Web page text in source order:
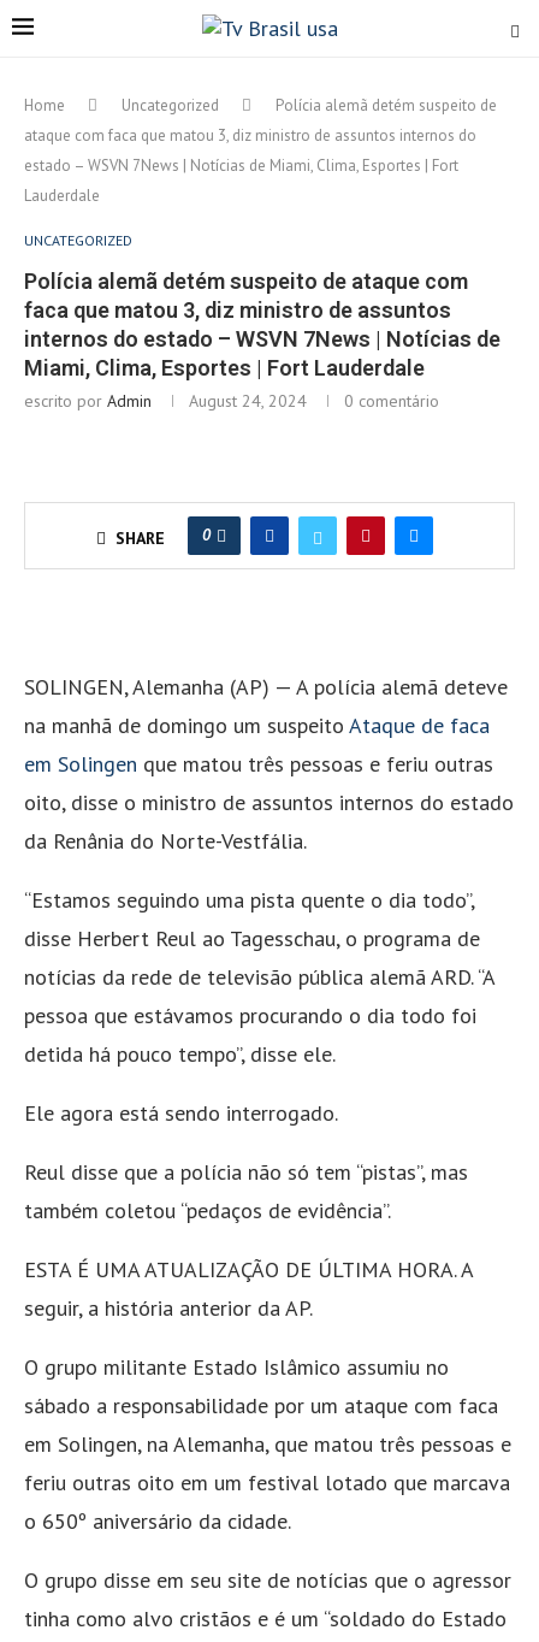
Home Uncategorized
Polícia alemã detém suspeito de
ataque com faca que matou 3, diz ministro de assuntos internos do
estado – WSVN 7News | Notícias de Miami, Clima, Esportes | Fort
Lauderdale
UNCATEGORIZED
Polícia alemã detém suspeito de ataque com
faca que matou 3, diz ministro de assuntos
internos do estado – WSVN 7News | Notícias de
Miami, Clima, Esportes | Fort Lauderdale
escrito por Admin August 24, 2024 0 comentário
SHARE 0
SOLINGEN, Alemanha (AP) — A polícia alemã deteve
na manhã de domingo um suspeito Ataque de faca
em Solingen que matou três pessoas e feriu outras
oito, disse o ministro de assuntos internos do estado
da Renânia do Norte-Vestfália.
“Estamos seguindo uma pista quente o dia todo”,
disse Herbert Reul ao Tagesschau, o programa de
notícias da rede de televisão pública alemã ARD. “A
pessoa que estávamos procurando o dia todo foi
detida há pouco tempo”, disse ele.
Ele agora está sendo interrogado.
Reul disse que a polícia não só tem “pistas”, mas
também coletou “pedaços de evidência”.
ESTA É UMA ATUALIZAÇÃO DE ÚLTIMA HORA. A
seguir, a história anterior da AP.
O grupo militante Estado Islâmico assumiu no
sábado a responsabilidade por um ataque com faca
em Solingen, na Alemanha, que matou três pessoas e
feriu outras oito em um festival lotado que marcava
o 650º aniversário da cidade.
O grupo disse em seu site de notícias que o agressor
tinha como alvo cristãos e é um “soldado do Estado